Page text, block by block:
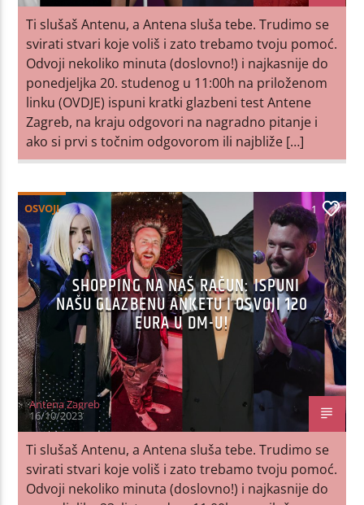
Ti slušaš Antenu, a Antena sluša tebe. Trudimo se
svirati stvari koje voliš i zato trebamo tvoju pomoć.
Odvoji nekoliko minuta (doslovno!) i najkasnije do
ponedjeljka 20. studenog u 11:00h na priloženom
linku (OVDJE) ispuni kratki glazbeni test Antene
Zagreb, na kraju odgovori na nagradno pitanje i
ako si prvi s točnim odgovorom ili najbliže […]
OSVOJI 1
SHOPPING NA NAŠ RAČUN: ISPUNI
NAŠU GLAZBENU ANKETU I OSVOJI 120
EURA U DM-U!
Antena Zagreb
16/10/2023
Ti slušaš Antenu, a Antena sluša tebe. Trudimo se
svirati stvari koje voliš i zato trebamo tvoju pomoć.
Odvoji nekoliko minuta (doslovno!) i najkasnije do